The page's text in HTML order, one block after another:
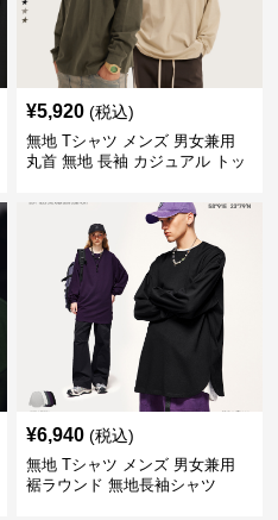
¥5,920 (税込)
無地 Tシャツ メンズ 男女兼用
丸首 無地 長袖 カジュアル トッ
¥6,940 (税込)
無地 Tシャツ メンズ 男女兼用
裾ラウンド 無地長袖シャツ